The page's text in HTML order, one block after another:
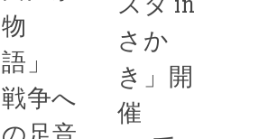
地域活性化
者支援
０２４ｉｎ長
野」を同時開
展示されてい
物
語」
戦争へ
さか
き」開
催